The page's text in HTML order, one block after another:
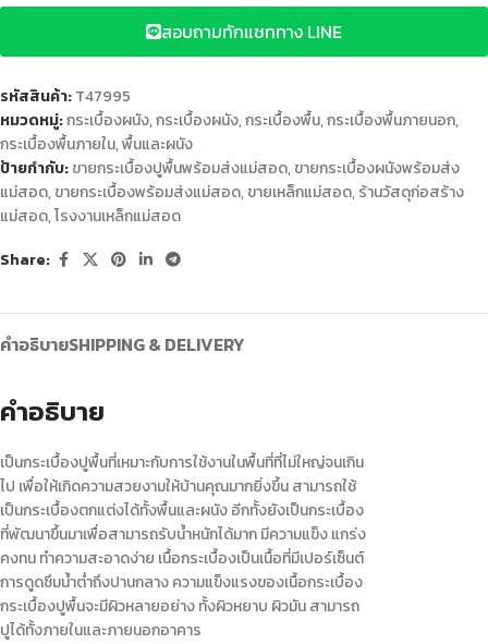
สอบถามทักแชททาง LINE
รหัสสินค้า:T47995
หมวดหมู่:กระเบื้องผนัง,กระเบื้องผนัง,กระเบื้องพื้น,กระเบื้องพื้นภายนอก,
กระเบื้องพื้นภายใน,พื้นและผนัง
ป้ายกำกับ:ขายกระเบื้องปูพื้นพร้อมส่งแม่สอด,ขายกระเบื้องผนังพร้อมส่ง
แม่สอด,ขายกระเบื้องพร้อมส่งแม่สอด,ขายเหล็กแม่สอด,ร้านวัสดุก่อสร้าง
แม่สอด,โรงงานเหล็กแม่สอด
Share:
คำอธิบายSHIPPING & DELIVERY
คำอธิบาย
เป็นกระเบื้องปูพื้นที่เหมาะกับการใช้งานในพื้นที่ที่ไม่ใหญ่จนเกิน
ไป เพื่อให้เกิดความสวยงามให้บ้านคุณมากยิ่งขึ้น สามารถใช้
เป็นกระเบื้องตกแต่งได้ทั้งพื้นและผนัง อีกทั้งยังเป็นกระเบื้อง
ที่พัฒนาขึ้นมาเพื่อสามารถรับน้ำหนักได้มาก มีความแข็ง แกร่ง
คงทน ทำความสะอาดง่าย เนื้อกระเบื้องเป็นเนื้อที่มีเปอร์เซ็นต์
การดูดซึมน้ำต่ำถึงปานกลาง ความแข็งแรงของเนื้อกระเบื้อง
กระเบื้องปูพื้นจะมีผิวหลายอย่าง ทั้งผิวหยาบ ผิวมัน สามารถ
ปูได้ทั้งภายในและภายนอกอาคาร